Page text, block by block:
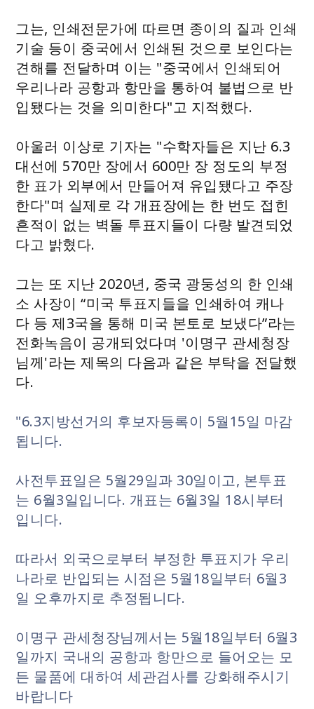
그는, 인쇄전문가에 따르면 종이의 질과 인쇄
기술 등이 중국에서 인쇄된 것으로 보인다는
견해를 전달하며 이는 "중국에서 인쇄되어
우리나라 공항과 항만을 통하여 불법으로 반
입됐다는 것을 의미한다"고 지적했다.
아울러 이상로 기자는 "수학자들은 지난 6.3
대선에 570만 장에서 600만 장 정도의 부정
한 표가 외부에서 만들어져 유입됐다고 주장
한다"며 실제로 각 개표장에는 한 번도 접힌
흔적이 없는 벽돌 투표지들이 다량 발견되었
다고 밝혔다.
그는 또 지난 2020년, 중국 광둥성의 한 인쇄
소 사장이 “미국 투표지들을 인쇄하여 캐나
다 등 제3국을 통해 미국 본토로 보냈다”라는
전화녹음이 공개되었다며 '이명구 관세청장
님께'라는 제목의 다음과 같은 부탁을 전달했
다.
"6.3지방선거의 후보자등록이 5월15일 마감
됩니다.
사전투표일은 5월29일과 30일이고, 본투표
는 6월3일입니다. 개표는 6월3일 18시부터
입니다.
따라서 외국으로부터 부정한 투표지가 우리
나라로 반입되는 시점은 5월18일부터 6월3
일 오후까지로 추정됩니다.
이명구 관세청장님께서는 5월18일부터 6월3
일까지 국내의 공항과 항만으로 들어오는 모
든 물품에 대하여 세관검사를 강화해주시기
바랍니다